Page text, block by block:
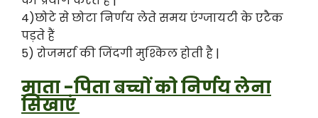
4)छोटे से छोटा निर्णय लेते समय एंग्जायटी के एटैक
पड़ते हैं
5) रोजमर्रा की जिंदगी मुश्किल होती है |
माता -पिता बच्चों को निर्णय लेना
सिखाएं